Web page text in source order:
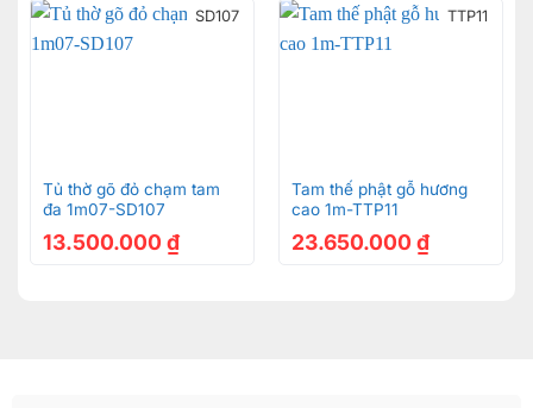
SD107
Tủ thờ gõ đỏ chạm tam
đa 1m07-SD107
13.500.000 ₫
TTP11
Tam thế phật gỗ hương
cao 1m-TTP11
23.650.000 ₫